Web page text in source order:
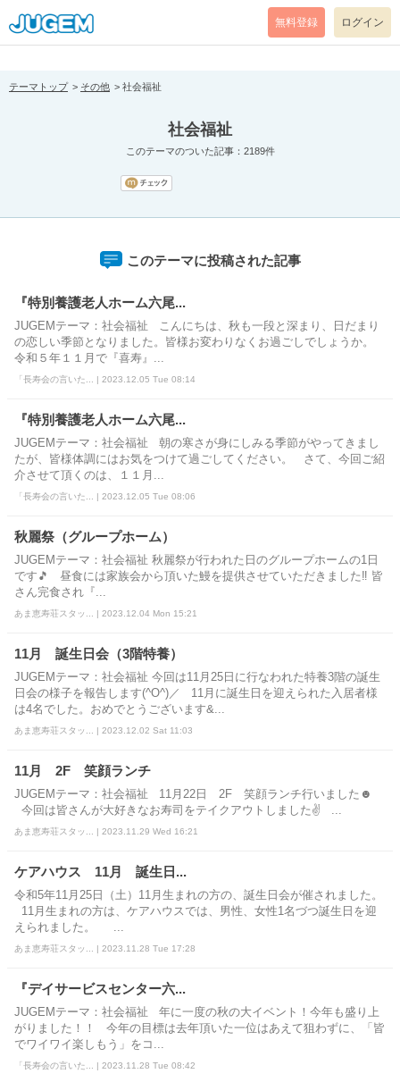
[pear_error: message="Success" code=0 mode=return level=notice
prefix="" info=""]
無料登録 ログイン
テーマトップ その他 社会福祉
社会福祉
このテーマのついた記事：2189件
このテーマに投稿された記事
『特別養護老人ホーム六尾...
JUGEMテーマ：社会福祉 こんにちは、秋も一段と深まり、日だまり
の恋しい季節となりました。皆様お変わりなくお過ごしでしょうか。
令和５年１１月で『喜寿』...
「長寿会の言いた... | 2023.12.05 Tue 08:14
『特別養護老人ホーム六尾...
JUGEMテーマ：社会福祉 朝の寒さが身にしみる季節がやってきまし
たが、皆様体調にはお気をつけて過ごしてください。 さて、今回ご紹
介させて頂くのは、１１月...
「長寿会の言いた... | 2023.12.05 Tue 08:06
秋麗祭（グループホーム）
JUGEMテーマ：社会福祉 秋麗祭が行われた日のグループホームの1日
です🎵 昼食には家族会から頂いた鰻を提供させていただきました‼ 皆
さん完食され『...
あま恵寿荘スタッ... | 2023.12.04 Mon 15:21
11月 誕生日会（3階特養）
JUGEMテーマ：社会福祉 今回は11月25日に行なわれた特養3階の誕生
日会の様子を報告します(^O^)／ 11月に誕生日を迎えられた入居者様
は4名でした。おめでとうございます&...
あま恵寿荘スタッ... | 2023.12.02 Sat 11:03
11月 2F 笑顔ランチ
JUGEMテーマ：社会福祉 11月22日 2F 笑顔ランチ行いました☻
今回は皆さんが大好きなお寿司をテイクアウトしました✌ ...
あま恵寿荘スタッ... | 2023.11.29 Wed 16:21
ケアハウス 11月 誕生日...
令和5年11月25日（土）11月生まれの方の、誕生日会が催されました。
11月生まれの方は、ケアハウスでは、男性、女性1名づつ誕生日を迎
えられました。 ...
あま恵寿荘スタッ... | 2023.11.28 Tue 17:28
『デイサービスセンター六...
JUGEMテーマ：社会福祉 年に一度の秋の大イベント！今年も盛り上
がりました！！ 今年の目標は去年頂いた一位はあえて狙わずに、「皆
でワイワイ楽しもう」をコ...
「長寿会の言いた... | 2023.11.28 Tue 08:42